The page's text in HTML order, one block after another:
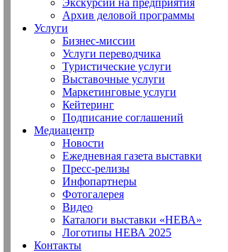
Экскурсии на предприятия
Архив деловой программы
Услуги
Бизнес-миссии
Услуги переводчика
Туристические услуги
Выставочные услуги
Маркетинговые услуги
Кейтеринг
Подписание соглашений
Медиацентр
Новости
Ежедневная газета выставки
Пресс-релизы
Инфопартнеры
Фотогалерея
Видео
Каталоги выставки «НЕВА»
Логотипы НЕВА 2025
Контакты